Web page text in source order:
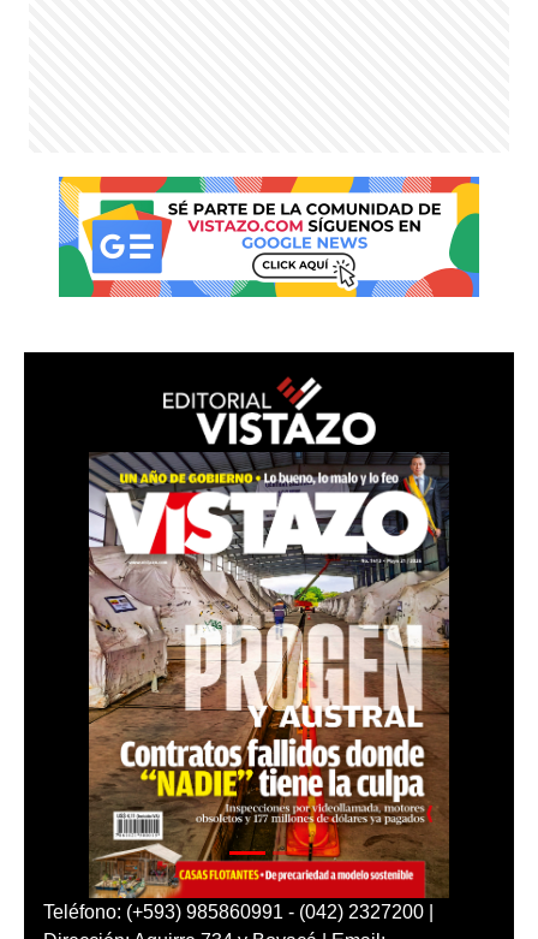
Teléfono: (+593) 985860991 - (042) 2327200 |